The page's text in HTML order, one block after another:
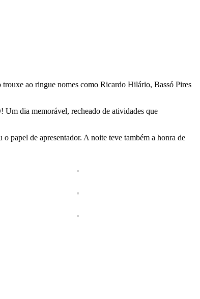
ao ringue nomes como Ricardo Hilário, Bassó Pires
dia memorável, recheado de atividades que
papel de apresentador. A noite teve também a honra de